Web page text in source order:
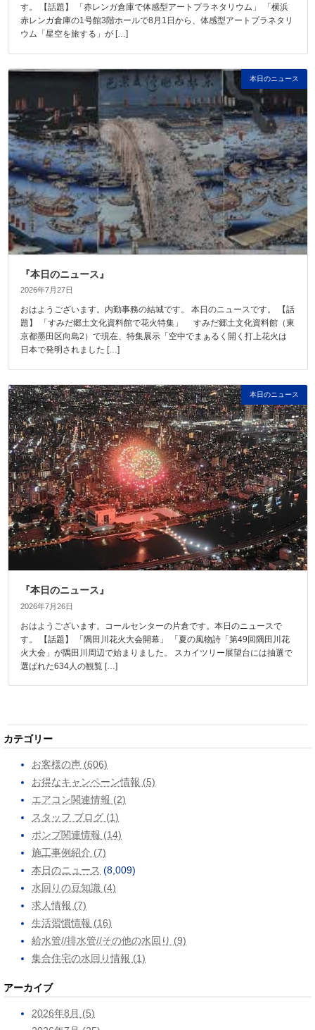
す。 【話題】 「赤レンガ倉庫で体感型アートプラネタリウム」 「横浜
赤レンガ倉庫の1号館3階ホールで8月1日から、体感型アートプラネタリ
ウム「星空を旅する」が […]
本日のニュース
『本日のニュース』
2026年7月27日
おはようございます。内勤事務の結城です。 本日のニュースです。 【話
題】 「すみだ郷土文化資料館で花火特集」 すみだ郷土文化資料館（東
京都墨田区向島2）で現在、特集展示「空中でまぁるく開く打上花火は
日本で発明されました […]
本日のニュース
『本日のニュース』
2026年7月26日
おはようございます。コールセンターの片倉です。本日のニュースで
す。 【話題】 「隅田川花火大会開幕」 「夏の風物詩「第49回隅田川花
火大会」が隅田川周辺で始まりました。 スカイツリー展望台には抽選で
選ばれた634人の観覧 […]
カテゴリー
お客様の声 (606)
お得なキャンペーン情報 (5)
エアコン関連情報 (2)
スタッフ ブログ (1)
ポンプ関連情報 (14)
施工事例紹介 (7)
本日のニュース (8,009)
水回りの豆知識 (4)
求人情報 (7)
生活習慣情報 (16)
給水管//排水管//その他の水回り (9)
集合住宅の水回り情報 (1)
アーカイブ
2026年8月 (5)